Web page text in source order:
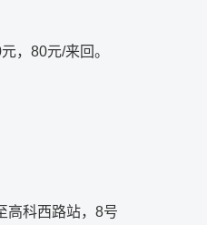
，80元/来回。
高科西路站，8号